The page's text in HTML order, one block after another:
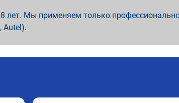
Мы применяем только
Autel).